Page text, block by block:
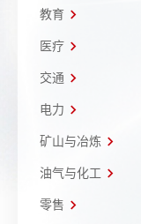
教育
医疗
交通
电力
矿山与冶炼
油气与化工
零售